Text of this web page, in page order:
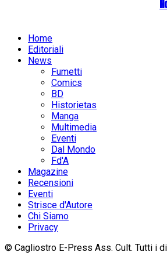
Home
Editoriali
News
Fumetti
Comics
BD
Historietas
Manga
Multimedia
Eventi
Dal Mondo
Fd'A
Magazine
Recensioni
Eventi
Strisce d'Autore
Chi Siamo
Privacy
© Cagliostro E-Press Ass. Cult. Tutti i